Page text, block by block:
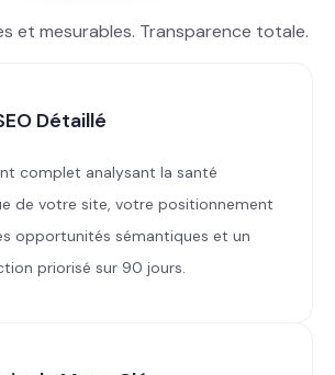
et mesurables. Transparence totale.
Détaillé
complet analysant la santé
de votre site, votre positionnement
opportunités sémantiques et un
priorisé sur 90 jours.